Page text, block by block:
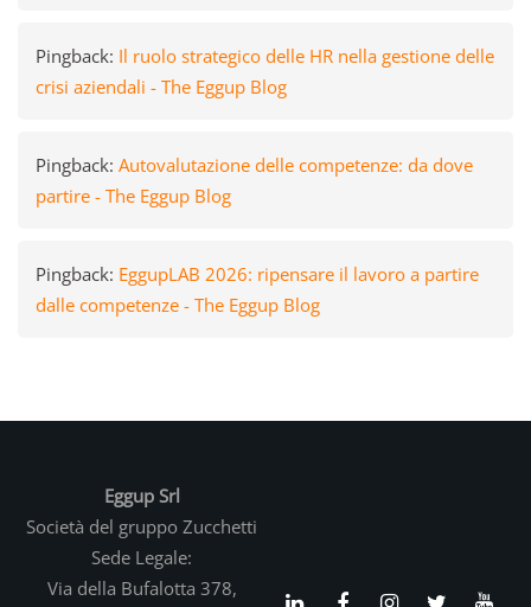
Pingback: Il ruolo strategico delle HR nella gestione delle
crisi aziendali - The Eggup Blog
Pingback: Autovalutazione delle competenze: da dove
partire - The Eggup Blog
Pingback: EggupLAB 2026: ripensare il lavoro a partire
dalle competenze - The Eggup Blog
Eggup Srl
Società del gruppo Zucchetti
Sede Legale:
Via della Bufalotta 378,